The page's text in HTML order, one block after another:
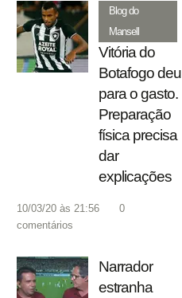
Blog do
Mansell
Vitória do
Botafogo deu
para o gasto.
Preparação
física precisa
dar
explicações
10/03/20 às 21:56
0
comentários
Narrador
estranha